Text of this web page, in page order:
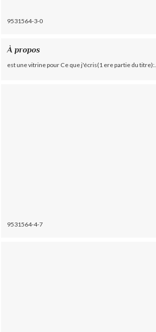
9531564-3-0
À propos
est une vitrine pour Ce que j'écris(1 ere partie du titre):...
9531564-4-7